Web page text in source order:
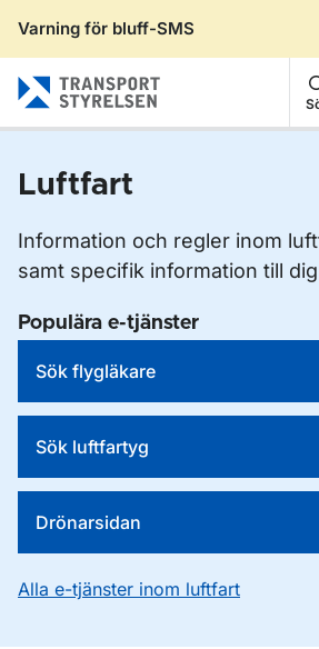
Varning för bluff-SMS
Luftfart
Information och regler inom
samt specifik information till
Populära e-tjänster
Sök flygläkare
Sök luftfartyg
Drönarsidan
Alla e-tjänster inom luftfart